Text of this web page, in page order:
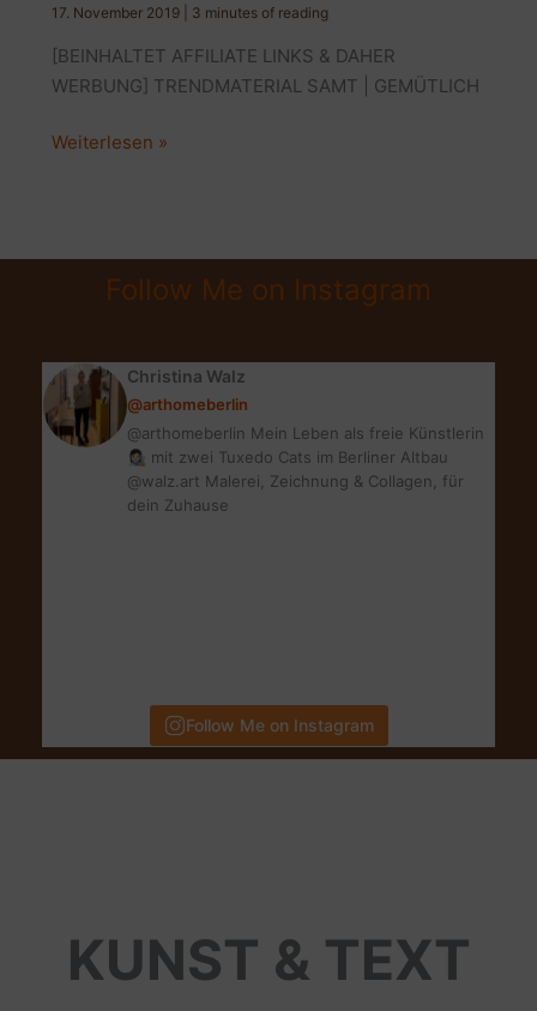
17. November 2019
3 minutes of reading
[BEINHALTET AFFILIATE LINKS & DAHER
WERBUNG] TRENDMATERIAL SAMT | GEMÜTLICH
TRENDMATERIAL
INTERIOR
Weiterlesen »
Follow Me on Instagram
Christina Walz
@arthomeberlin
@arthomeberlin Mein Leben als freie Künstlerin
👩🏻‍🎨 mit zwei Tuxedo Cats im Berliner Altbau
@walz.art Malerei, Zeichnung & Collagen, für
dein Zuhause
Follow Me on Instagram
KUNST & TEXT